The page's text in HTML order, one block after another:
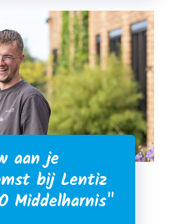
aan je
bij Lentiz
Middelharnis